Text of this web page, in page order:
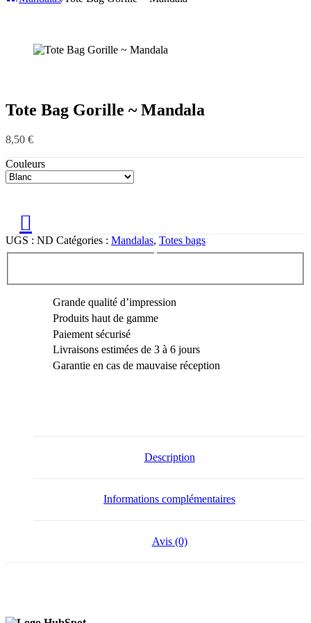
Tote Bag Gorille ~ Mandala
8,50 €
Couleurs
UGS : ND Catégories : Mandalas, Totes bags
Grande qualité d’impression
Produits haut de gamme
Paiement sécurisé
Livraisons estimées de 3 à 6 jours
Garantie en cas de mauvaise réception
Description
Informations complémentaires
Avis (0)